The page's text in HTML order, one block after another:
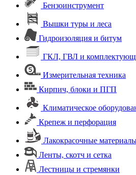
Бензоинструмент
Вышки туры и леса
Гидроизоляция и битум
ГКЛ, ГВЛ и
Измерительная техника
Кирпич, блоки и ПГП
Климатическое
Крепеж и перфорация
Лакокрасочные
Ленты, скотч и сетка
Лестницы и стремянки